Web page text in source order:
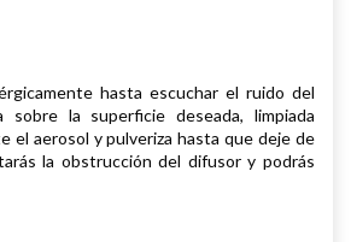
hasta escuchar el ruido del
sobre la superficie deseada, limpiada
el aerosol y pulveriza hasta que deje de
la obstrucción del difusor y podrás